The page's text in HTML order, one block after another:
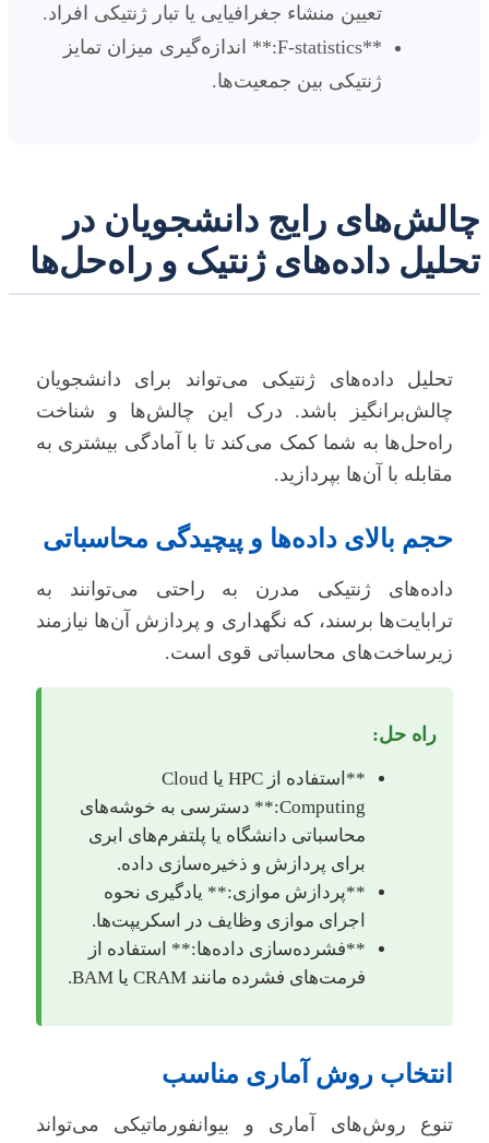
تعیین منشاء جغرافیایی یا تبار ژنتیکی افراد.
**F-statistics:** اندازه‌گیری میزان تمایز
ژنتیکی بین جمعیت‌ها.
چالش‌های رایج دانشجویان در
تحلیل داده‌های ژنتیک و راه‌حل‌ها
تحلیل داده‌های ژنتیکی می‌تواند برای دانشجویان
چالش‌برانگیز باشد. درک این چالش‌ها و شناخت
راه‌حل‌ها به شما کمک می‌کند تا با آمادگی بیشتری به
مقابله با آن‌ها بپردازید.
حجم بالای داده‌ها و پیچیدگی محاسباتی
داده‌های ژنتیکی مدرن به راحتی می‌توانند به
ترابایت‌ها برسند، که نگهداری و پردازش آن‌ها نیازمند
زیرساخت‌های محاسباتی قوی است.
راه حل:
**استفاده از HPC یا Cloud
Computing:** دسترسی به خوشه‌های
محاسباتی دانشگاه یا پلتفرم‌های ابری
برای پردازش و ذخیره‌سازی داده.
**پردازش موازی:** یادگیری نحوه
اجرای موازی وظایف در اسکریپت‌ها.
**فشرده‌سازی داده‌ها:** استفاده از
فرمت‌های فشرده مانند CRAM یا BAM.
انتخاب روش آماری مناسب
تنوع روش‌های آماری و بیوانفورماتیکی می‌تواند